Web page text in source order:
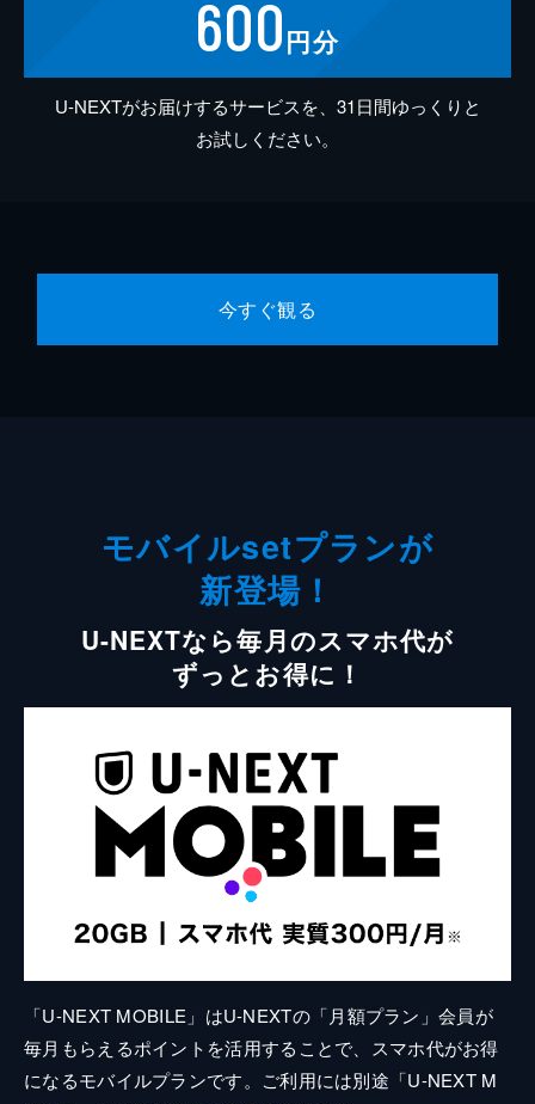
600円分
U-NEXTがお届けするサービスを、31日間ゆっくりと
お試しください。
今すぐ観る
モバイルsetプランが
新登場！
U-NEXTなら毎月のスマホ代が
ずっとお得に！
「U-NEXT MOBILE」はU-NEXTの「月額プラン」会員が
毎月もらえるポイントを活用することで、スマホ代がお得
になるモバイルプランです。ご利用には別途「U-NEXT M